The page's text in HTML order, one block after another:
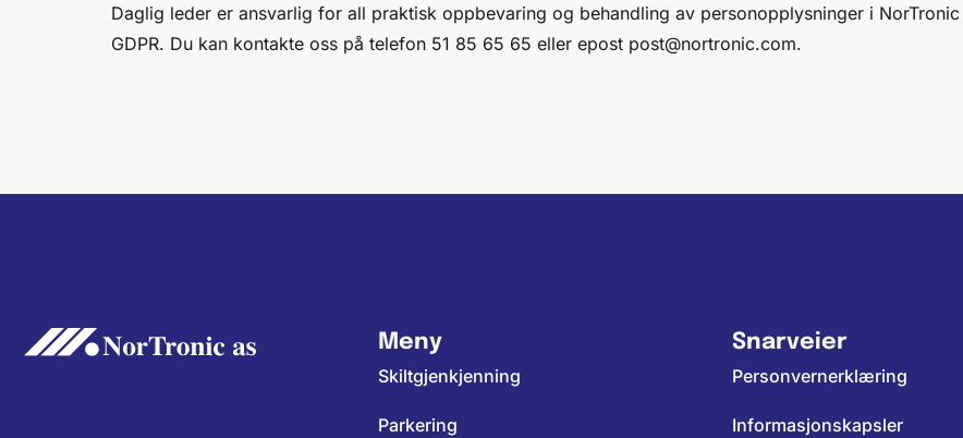
Daglig leder er ansvarlig for all praktisk oppbevaring og behandling av personopplysninger i
GDPR. Du kan kontakte oss på telefon 51 85 65 65 eller epost post@nortronic.com.
Meny
Skiltgjenkjenning
Parkering
Snarveier
Personvernerklæring
Informasjonskapsler